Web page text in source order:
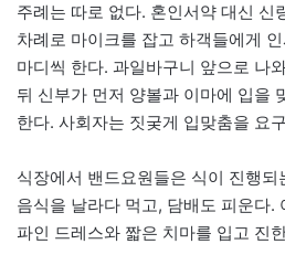
주례는 따로 없다. 혼인서약 대신 신
차례로 마이크를 잡고 하객들에게
마디씩 한다. 과일바구니 앞으로 나
뒤 신부가 먼저 양볼과 이마에 입을
한다. 사회자는 짓궂게 입맞춤을 요
식장에서 밴드요원들은 식이 진행
음식을 날라다 먹고, 담배도 피운다.
파인 드레스와 짧은 치마를 입고 진